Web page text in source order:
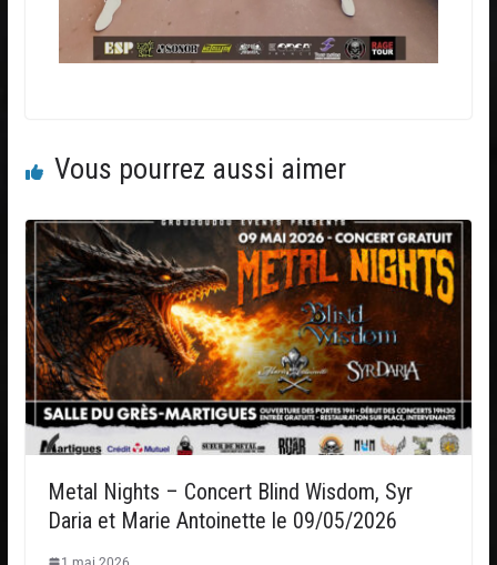
Vous pourrez aussi aimer
Metal Nights – Concert Blind Wisdom, Syr
Daria et Marie Antoinette le 09/05/2026